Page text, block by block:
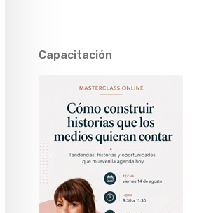
Capacitación